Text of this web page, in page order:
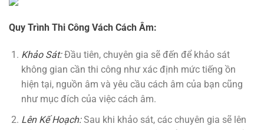
Quy Trình Thi Công Vách Cách Âm:
Khảo Sát:Đầu tiên, chuyên gia sẽ đến để khảo sát
không gian cần thi công như xác định mức tiếng ồn
hiện tại, nguồn âm và yêu cầu cách âm của bạn cũng
như mục đích của việc cách âm.
Lên Kế Hoạch:Sau khi khảo sát, các chuyên gia sẽ lên